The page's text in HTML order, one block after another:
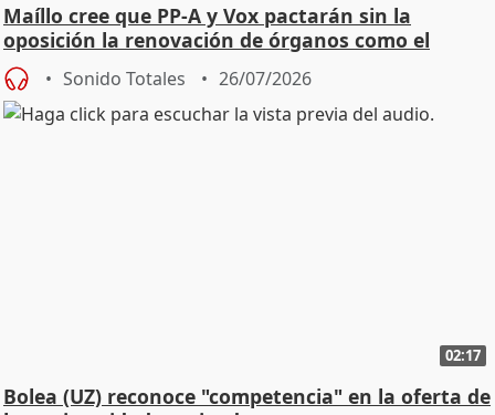
Maíllo cree que PP-A y Vox pactarán sin la
oposición la renovación de órganos como el
Defensor
Sonido Totales 26/07/2026
02:17
Bolea (UZ) reconoce "competencia" en la oferta de